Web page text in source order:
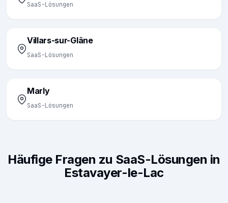
SaaS-Lösungen
Villars-sur-Glâne
SaaS-Lösungen
Marly
SaaS-Lösungen
Häufige Fragen zu SaaS-Lösungen in
Estavayer-le-Lac